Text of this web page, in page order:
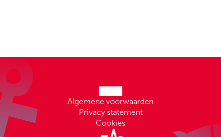
Algemene voorwaarden
Privacy statement
Cookies